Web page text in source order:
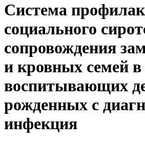
Система
социального
сопровождения
и кровных семей в
воспитывающих
рожденных с
инфекция